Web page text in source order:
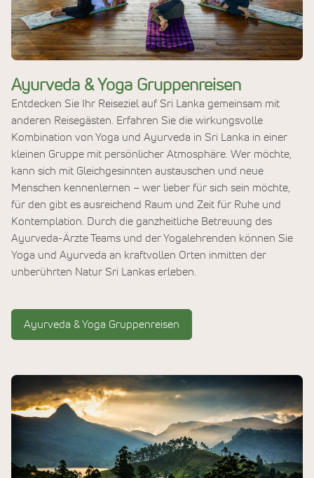
Ayurveda & Yoga Gruppenreisen
Entdecken Sie Ihr Reiseziel auf Sri Lanka gemeinsam mit
anderen Reisegästen. Erfahren Sie die wirkungsvolle
Kombination von Yoga und Ayurveda in Sri Lanka in einer
kleinen Gruppe mit persönlicher Atmosphäre. Wer möchte,
kann sich mit Gleichgesinnten austauschen und neue
Menschen kennenlernen – wer lieber für sich sein möchte,
für den gibt es ausreichend Raum und Zeit für Ruhe und
Kontemplation. Durch die ganzheitliche Betreuung des
Ayurveda-Ärzte Teams und der Yogalehrenden können Sie
Yoga und Ayurveda an kraftvollen Orten inmitten der
unberührten Natur Sri Lankas erleben.
Ayurveda & Yoga Gruppenreisen